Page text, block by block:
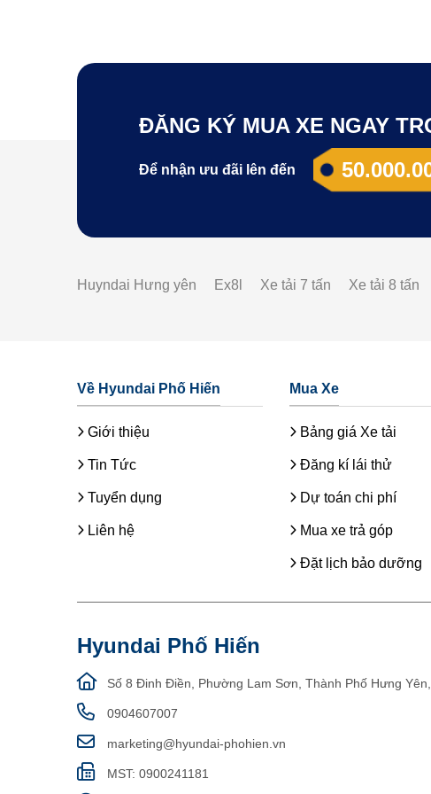
ĐĂNG KÝ MUA XE NGAY
Để nhận ưu đãi lên đến
Huyndai Hưng yên Ex8l Xe tải 7 tấn Xe tải 8 tấn
Về Hyundai Phố Hiến
Giới thiệu
Tin Tức
Tuyển dụng
Liên hệ
Mua Xe
Bảng giá Xe tải
Đăng kí lái thử
Dự toán chi phí
Mua xe trả góp
Đặt lịch bảo dưỡng
Hyundai Phố Hiến
Số 8 Đinh Điền, Phường Lam Sơn, Thành Phố Hưng
0904607007
marketing@hyundai-phohien.vn
MST: 0900241181